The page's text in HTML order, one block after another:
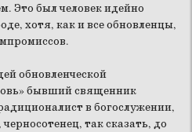
Это был человек идейно
хотя, как и все обновленцы,
обновленческой
бывший священник
в богослужении,
так сказать, до